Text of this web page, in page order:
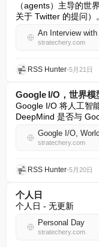
（agents）主导的世
关于 Twitter 的提问）。
stratechery.com
RSS Hunter•5月21日
Google I/O，世界模
Google I/O 将人工智
DeepMind 是否与
Google I/O,
stratechery.com
RSS Hunter•5月20日
个人日
个人日 - 无更新
Personal Day
stratechery.com